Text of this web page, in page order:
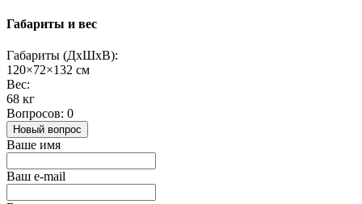
Габариты и вес
Габариты (ДхШхВ):
120×72×132 см
Вес:
68 кг
Вопросов: 0
Новый вопрос
Ваше имя
Ваш e-mail